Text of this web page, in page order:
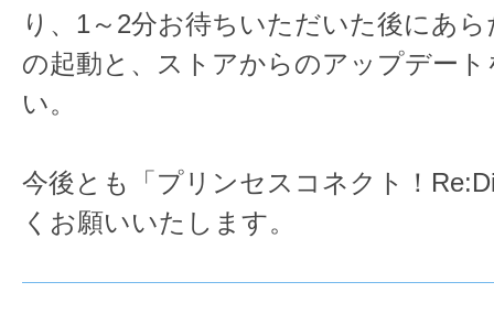
り、1～2分お待ちいただいた後にあ
の起動と、ストアからのアップデー
い。
今後とも「プリンセスコネクト！
くお願いいたします。